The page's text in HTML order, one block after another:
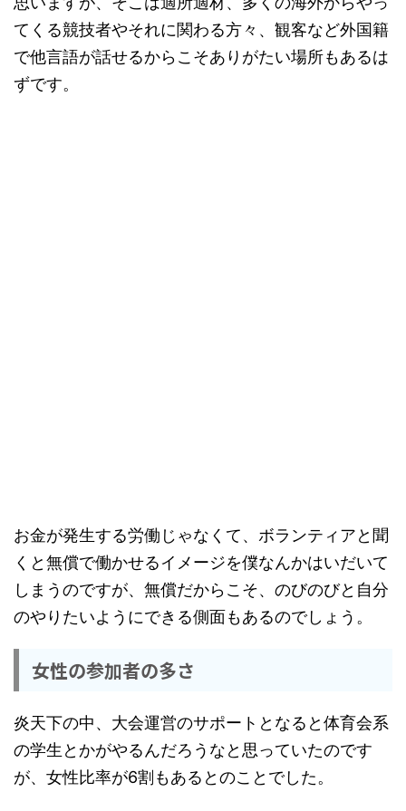
てくる競技者やそれに関わる方々、観客など外国籍
で他言語が話せるからこそありがたい場所もあるは
ずです。
お金が発生する労働じゃなくて、ボランティアと聞
くと無償で働かせるイメージを僕なんかはいだいて
しまうのですが、無償だからこそ、のびのびと自分
のやりたいようにできる側面もあるのでしょう。
女性の参加者の多さ
炎天下の中、大会運営のサポートとなると体育会系
の学生とかがやるんだろうなと思っていたのです
が、女性比率が6割もあるとのことでした。